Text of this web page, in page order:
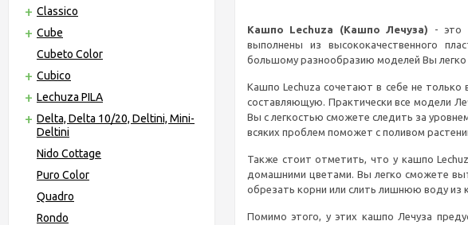
Classico
Cube
Cubeto Color
Cubico
Lechuza PILA
Delta, Delta 10/20, Deltini, Mini-
Deltini
Nido Cottage
Puro Color
Quadro
Rondo
Кашпо Lechuza (Кашпо Лечуза) - это
выполнены из высококачественного
большому разнообразию моделей Вы
Кашпо Lechuza сочетают в себе не
составляющую. Практически все модели
Вы с легкостью сможете следить за
всяких проблем поможет с поливом
Также стоит отметить, что у кашпо
домашними цветами. Вы легко сможете
обрезать корни или слить лишнюю воду из
Помимо этого, у этих кашпо Лечуза